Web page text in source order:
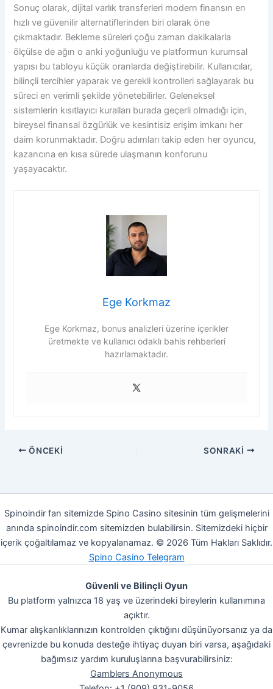
Sonuç olarak, dijital varlık transferleri modern finansın en
hızlı ve güvenilir alternatiflerinden biri olarak öne
çıkmaktadır. Bekleme süreleri çoğu zaman dakikalarla
ölçülse de ağın o anki yoğunluğu ve platformun kurumsal
yapısı bu tabloyu küçük oranlarda değiştirebilir. Kullanıcılar,
bilinçli tercihler yaparak ve gerekli kontrolleri sağlayarak bu
süreci en verimli şekilde yönetebilirler. Geleneksel
sistemlerin kısıtlayıcı kuralları burada geçerli olmadığı için,
bireysel finansal özgürlük ve kesintisiz erişim imkanı her
daim korunmaktadır. Doğru adımları takip eden her oyuncu,
kazancına en kısa sürede ulaşmanın konforunu
yaşayacaktır.
Ege Korkmaz
Ege Korkmaz, bonus analizleri üzerine içerikler
üretmekte ve kullanıcı odaklı bahis rehberleri
hazırlamaktadır.
ÖNCEKI SONRAKI
Spinoindir fan sitemizde Spino Casino sitesinin tüm gelişmelerini
anında spinoindir.com sitemizden bulabilirsin. Sitemizdeki hiçbir
içerik çoğaltılamaz ve kopyalanamaz. © 2026 Tüm Hakları Saklıdır.
Spino Casino Telegram
Güvenli ve Bilinçli Oyun
Bu platform yalnızca 18 yaş ve üzerindeki bireylerin kullanımına
açıktır.
Kumar alışkanlıklarınızın kontrolden çıktığını düşünüyorsanız ya da
çevrenizde bu konuda desteğe ihtiyaç duyan biri varsa, aşağıdaki
bağımsız yardım kuruluşlarına başvurabilirsiniz:
Gamblers Anonymous